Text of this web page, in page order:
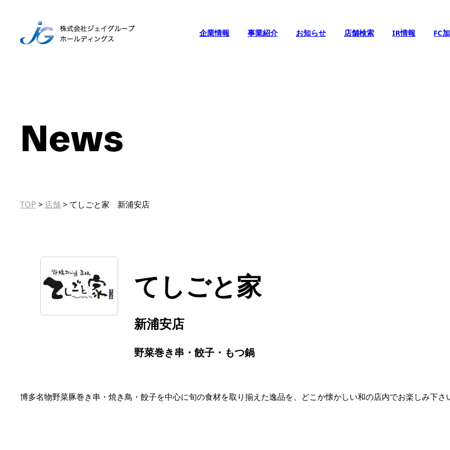
企業情報 事業紹介 お知らせ 店舗検索 IR情報 FC
News
TOP > 店舗 >てしごと家 新浦安店
てしごと家
新浦安店
野菜巻き串・餃子・もつ鍋
博多名物野菜豚巻き串・焼き鳥・餃子を中心に旬の食材を取り揃えた逸品を、どこか懐かしい和の店内でお楽しみ下さ